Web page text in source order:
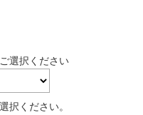
選択ください
択ください。